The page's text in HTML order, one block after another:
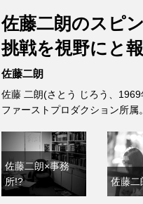
佐藤二朗のスピ
挑戦を視野にと
佐藤二朗
佐藤 二朗(さとう じろう、
ファーストプロダクション所属
佐藤二朗×事務
所!?
佐藤二